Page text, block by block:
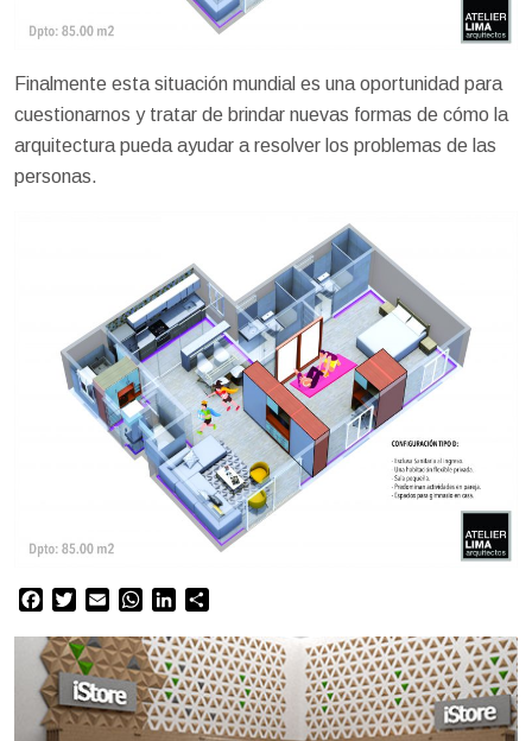
Finalmente esta situación mundial es una oportunidad para
cuestionarnos y tratar de brindar nuevas formas de cómo la
arquitectura pueda ayudar a resolver los problemas de las
personas.
Facebook
TwitterEmailWhatsApp
LinkedIn